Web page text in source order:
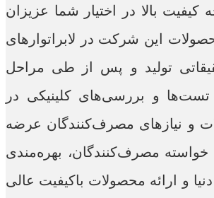
کیفیت بالا در اختیار شما عزیزان
این شرکت در لابراتوارهای
تولید و پس از طی مراحل
و بررسی‌های کلینیکی در
و نیازهای مصرف‌کنندگان عرضه
خواسته مصرف‌کنندگان، بهره‌مندی
و ارائه محصولات باکیفیت عالی